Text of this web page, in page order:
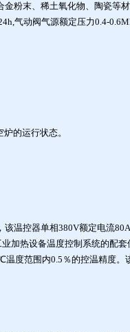
粉末、稀土氧化物、陶瓷等
气动阀气源额定压力0.4-
的运行状态。
温控器单相380V额定电流
加热设备温度控制系统的配
度范围内0.5％的控温精度。